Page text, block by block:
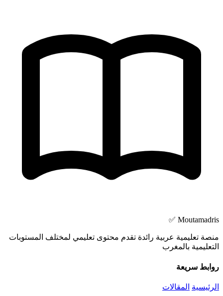
Moutamadris ✅
منصة تعليمية عربية رائدة تقدم محتوى تعليمي لمختلف المستوبات
التعليمية بالمغرب
روابط سريعة
الرئيسية المقالات